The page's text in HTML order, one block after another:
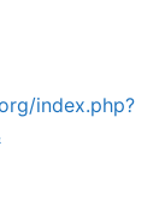
index.php?